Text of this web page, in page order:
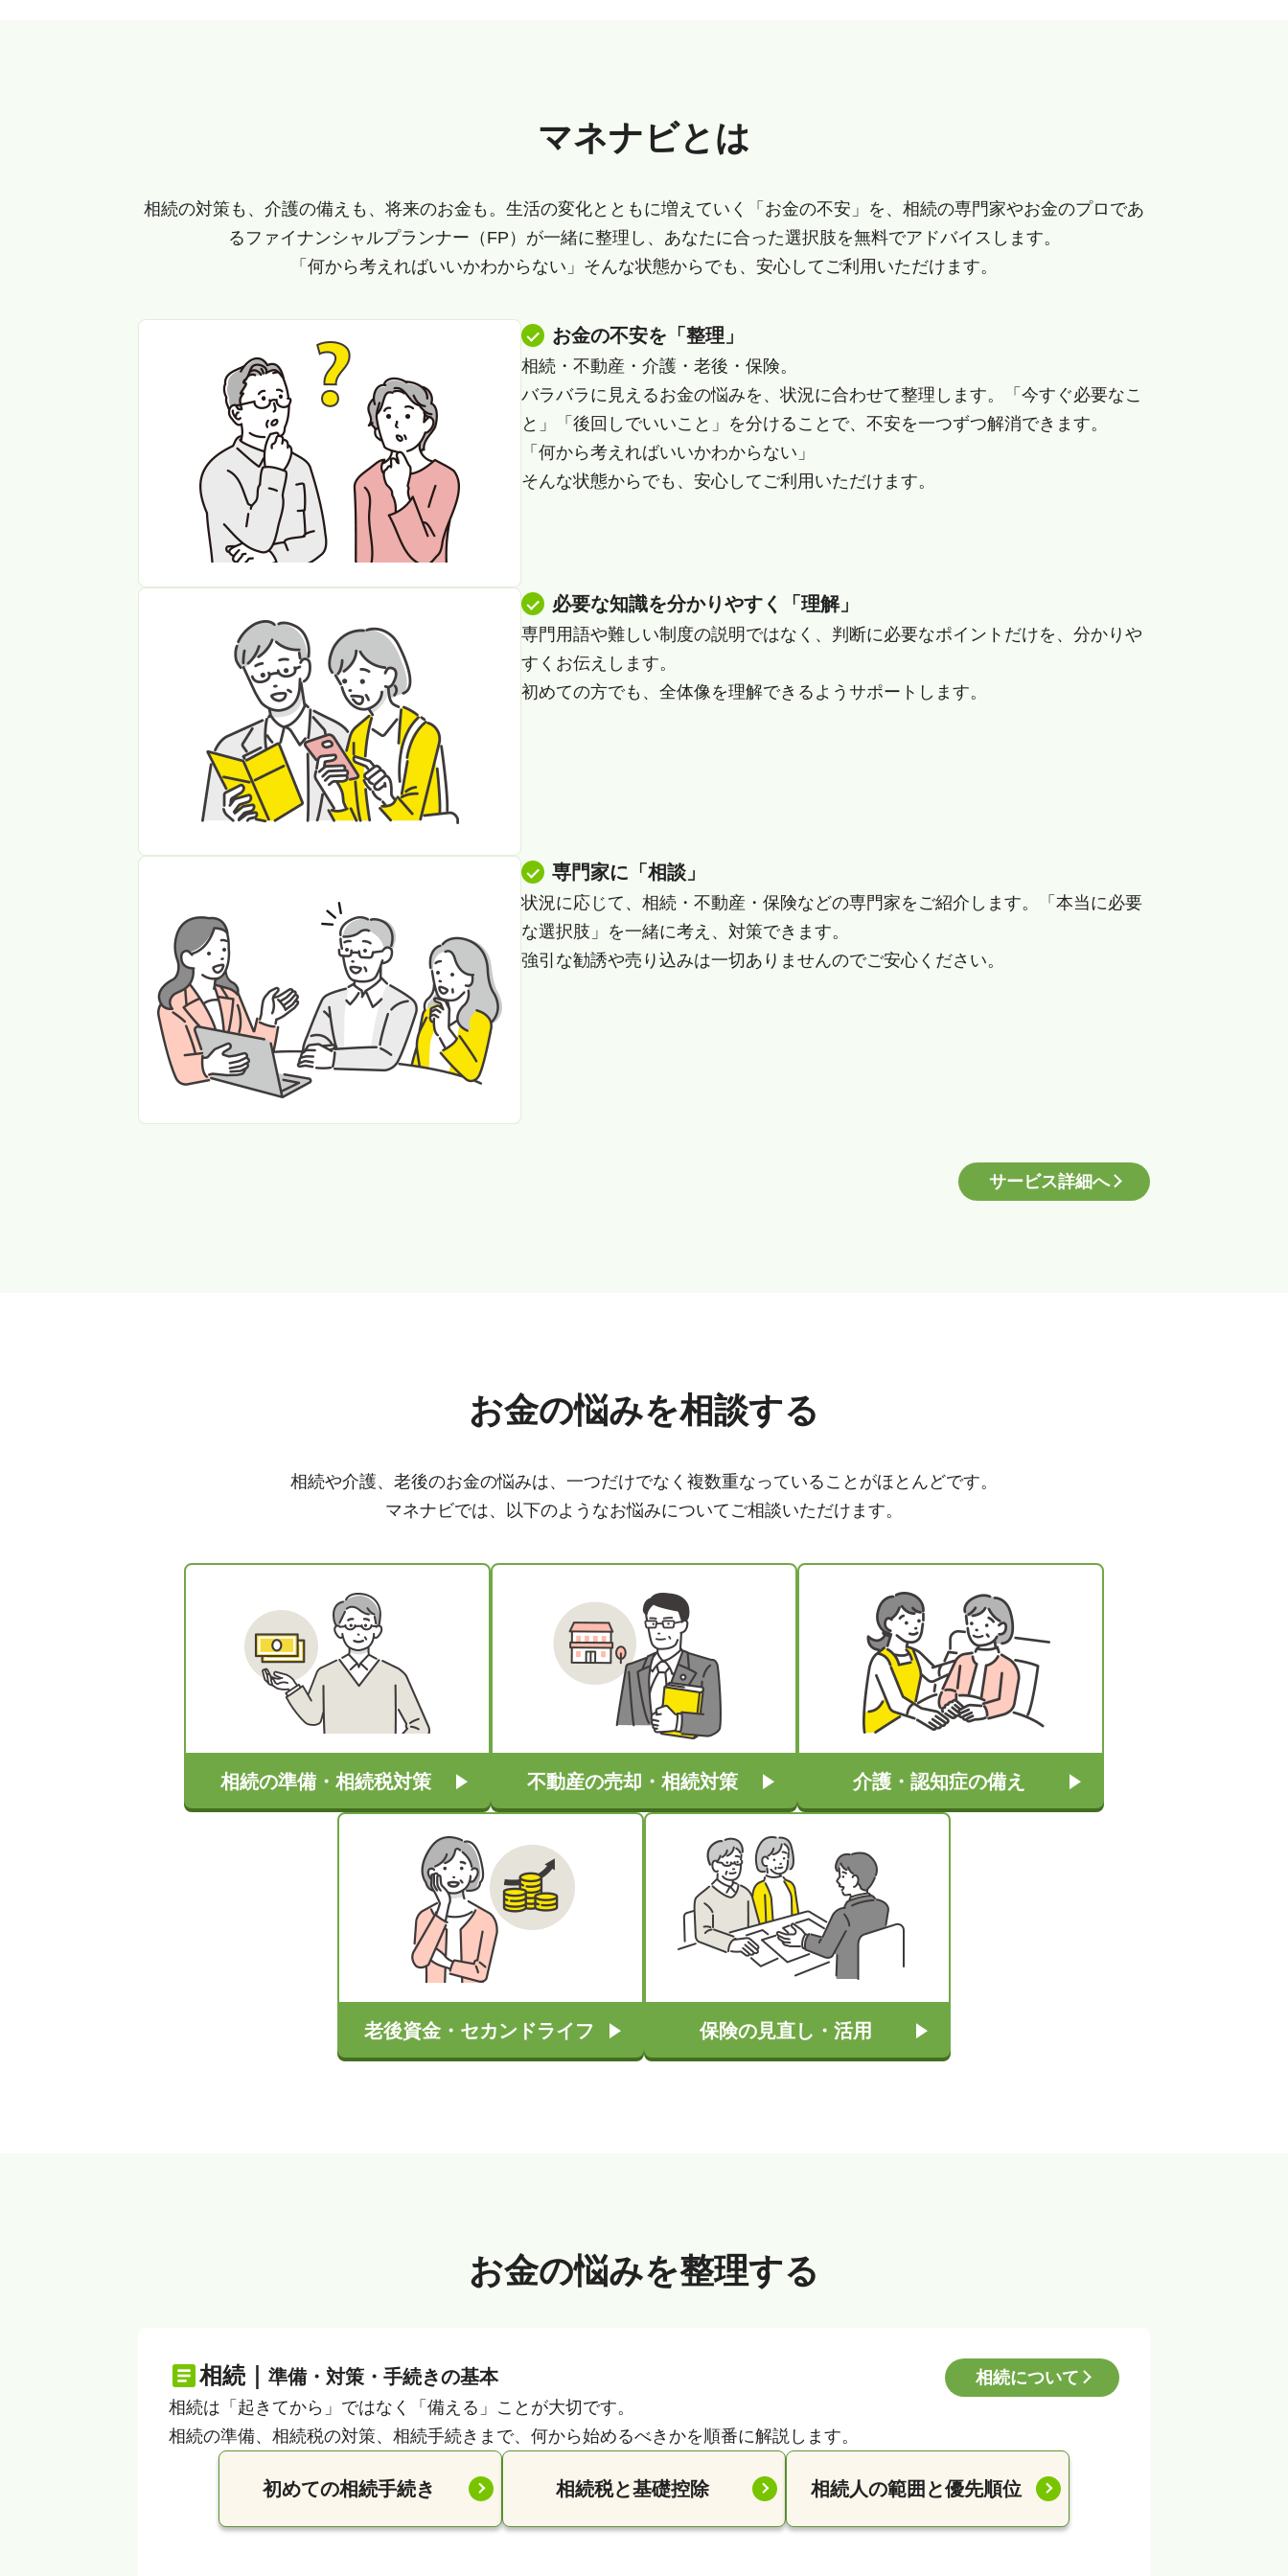
マネナビとは
相続の対策も、介護の備えも、将来のお金も。生活の変化とともに増えていく「お金の不安」を、相続の専門家やお金のプロであ
るファイナンシャルプランナー（FP）が一緒に整理し、あなたに合った選択肢を無料でアドバイスします。
「何から考えればいいかわからない」そんな状態からでも、安心してご利用いただけます。
お金の不安を「整理」
相続・不動産・介護・老後・保険。
バラバラに見えるお金の悩みを、状況に合わせて整理します。「今すぐ必要なこ
と」「後回しでいいこと」を分けることで、不安を一つずつ解消できます。
「何から考えればいいかわからない」
そんな状態からでも、安心してご利用いただけます。
必要な知識を分かりやすく「理解」
専門用語や難しい制度の説明ではなく、判断に必要なポイントだけを、分かりや
すくお伝えします。
初めての方でも、全体像を理解できるようサポートします。
専門家に「相談」
状況に応じて、相続・不動産・保険などの専門家をご紹介します。「本当に必要
な選択肢」を一緒に考え、対策できます。
強引な勧誘や売り込みは一切ありませんのでご安心ください。
サービス詳細へ
お金の悩みを相談する
相続や介護、老後のお金の悩みは、一つだけでなく複数重なっていることがほとんどです。
マネナビでは、以下のようなお悩みについてご相談いただけます。
相続の準備・相続税対策 不動産の売却・相続対策 介護・認知症の備え
老後資金・セカンドライフ 保険の見直し・活用
お金の悩みを整理する
相続｜ 準備・対策・手続きの基本
相続は「起きてから」ではなく「備える」ことが大切です。
相続の準備、相続税の対策、相続手続きまで、何から始めるべきかを順番に解説します。
初めての相続手続き 相続税と基礎控除 相続人の範囲と優先順位
相続について